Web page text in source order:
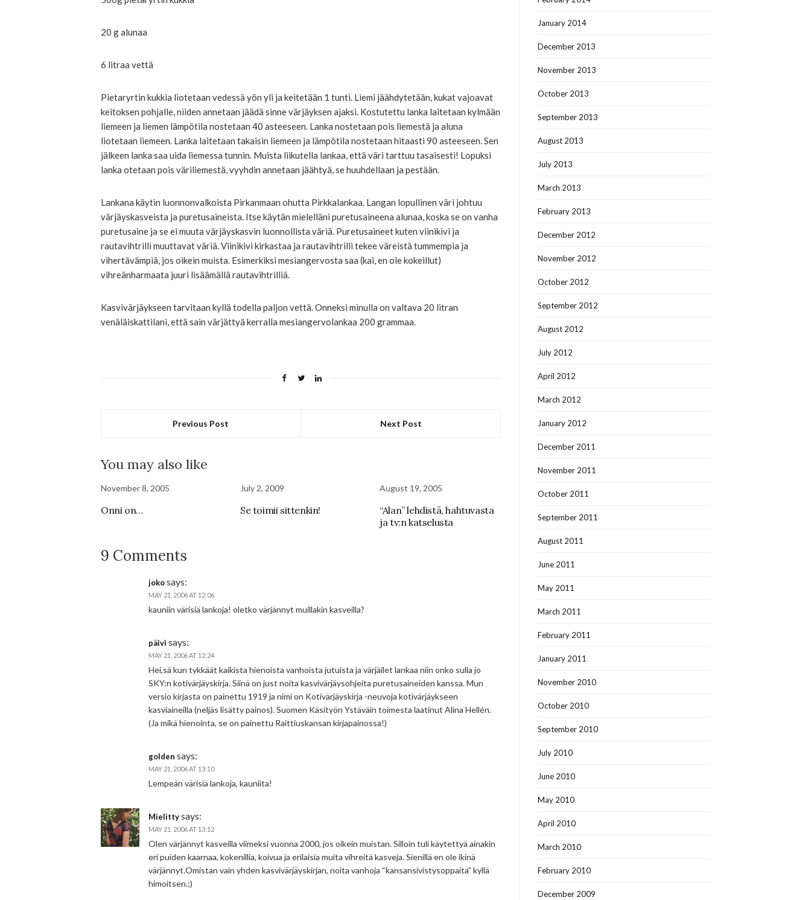
20 g alunaa
6 litraa vettä
Pietaryrtin kukkia liotetaan vedessä yön yli ja keitetään 1 tunti. Liemi jäähdytetään, kukat vajoavat
keitoksen pohjalle, niiden annetaan jäädä sinne värjäyksen ajaksi. Kostutettu lanka laitetaan kylmään
liemeen ja liemen lämpötila nostetaan 40 asteeseen. Lanka nostetaan pois liemestä ja aluna
liotetaan liemeen. Lanka laitetaan takaisin liemeen ja lämpötila nostetaan hitaasti 90 asteeseen. Sen
jälkeen lanka saa uida liemessa tunnin. Muista liikutella lankaa, että väri tarttuu tasaisesti! Lopuksi
lanka otetaan pois väriliemestä, vyyhdin annetaan jäähtyä, se huuhdellaan ja pestään.
Lankana käytin luonnonvalkoista Pirkanmaan ohutta Pirkkalankaa. Langan lopullinen väri johtuu
värjäyskasveista ja puretusaineista. Itse käytän mielelläni puretusaineena alunaa, koska se on vanha
puretusaine ja se ei muuta värjäyskasvin luonnollista väriä. Puretusaineet kuten viinikivi ja
rautavihtrilli muuttavat väriä. Viinikivi kirkastaa ja rautavihtrilli tekee väreistä tummempia ja
vihertävämpiä, jos oikein muista. Esimerkiksi mesiangervosta saa (kai, en ole kokeillut)
vihreänharmaata juuri lisäämällä rautavihtrilliä.
Kasvivärjäykseen tarvitaan kyllä todella paljon vettä. Onneksi minulla on valtava 20 litran
venäläiskattilani, että sain värjättyä kerralla mesiangervolankaa 200 grammaa.
Previous Post Next Post
You may also like
November 8, 2005
Onni on…
July 2, 2009
Se toimii sittenkin!
August 19, 2005
“Alan” lehdistä, hahtuvasta
ja tv:n katselusta
9 Comments
jokosays:
MAY 21, 2006 AT 12:06
kauniin värisiä lankoja! oletko värjännyt muillakin kasveilla?
päivi says:
MAY 21, 2006 AT 12:24
Hei,sä kun tykkäät kaikista hienoista vanhoista jutuista ja värjäilet lankaa niin onko sulla jo
SKY:n kotivärjäyskirja. Siinä on just noita kasvivärjäysohjeita puretusaineiden kanssa. Mun
versio kirjasta on painettu 1919 ja nimi on Kotivärjäyskirja -neuvoja kotivärjäykseen
kasviaineilla (neljäs lisätty painos). Suomen Käsityön Ystäväin toimesta laatinut Alina Hellén.
(Ja mikä hienointa, se on painettu Raittiuskansan kirjapainossa!)
golden says:
MAY 21, 2006 AT 13:10
Lempeän värisiä lankoja, kauniita!
Mielittysays:
MAY 21, 2006 AT 13:12
Olen värjännyt kasveilla viimeksi vuonna 2000, jos oikein muistan. Silloin tuli käytettyä ainakin
eri puiden kaarnaa, kokenillia, koivua ja erilaisia muita vihreitä kasveja. Sienillä en ole ikinä
värjännyt.Omistan vain yhden kasvivärjäyskirjan, noita vanhoja “kansansivistysoppaita” kyllä
himoitsen.;)
January 2014
December 2013
November 2013
October 2013
September 2013
August 2013
July 2013
March 2013
February 2013
December 2012
November 2012
October 2012
September 2012
August 2012
July 2012
April 2012
March 2012
January 2012
December 2011
November 2011
October 2011
September 2011
August 2011
June 2011
May 2011
March 2011
February 2011
January 2011
November 2010
October 2010
September 2010
July 2010
June 2010
May 2010
April 2010
March 2010
February 2010
December 2009